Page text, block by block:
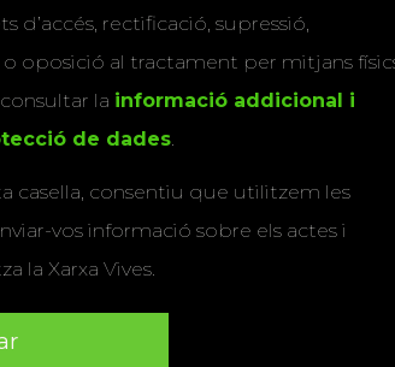
d’accés, rectificació, supressió,
oposició al tractament per mitjans
la informació addicional i
de dades
casella, consentiu que utilitzem les
vos informació sobre els actes i
la Xarxa Vives.